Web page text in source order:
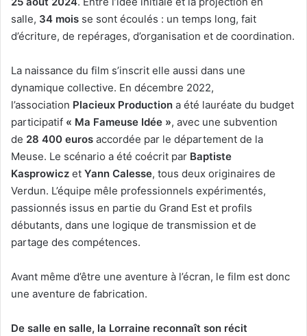
salle, 34 mois se sont écoulés : un temps long, fait
d’écriture, de repérages, d’organisation et de coordination.
La naissance du film s’inscrit elle aussi dans une
dynamique collective. En décembre 2022,
l’association Placieux Production a été lauréate du budget
participatif « Ma Fameuse Idée », avec une subvention
de 28 400 euros accordée par le département de la
Meuse. Le scénario a été coécrit par Baptiste
Kasprowicz et Yann Calesse, tous deux originaires de
Verdun. L’équipe mêle professionnels expérimentés,
passionnés issus en partie du Grand Est et profils
débutants, dans une logique de transmission et de
partage des compétences.
Avant même d’être une aventure à l’écran, le film est donc
une aventure de fabrication.
De salle en salle, la Lorraine reconnaît son récit